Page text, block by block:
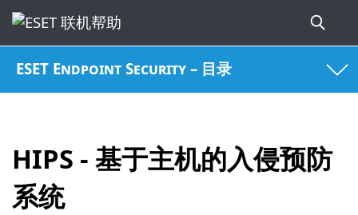
ESET Endpoint Security – 目录
HIPS - 基于主机的入侵预防
系统